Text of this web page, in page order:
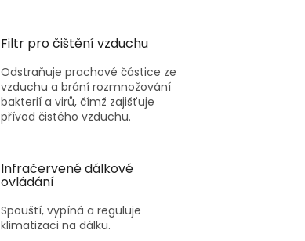
Filtr pro čištění vzduchu
Odstraňuje prachové částice ze
vzduchu a brání rozmnožování
bakterií a virů, čímž zajišťuje
přívod čistého vzduchu.
Infračervené dálkové
ovládání
Spouští, vypíná a reguluje
klimatizaci na dálku.